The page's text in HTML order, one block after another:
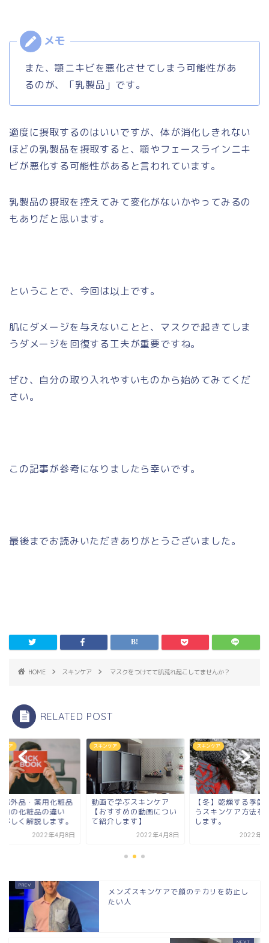
また、顎ニキビを悪化させてしまう可能性があ
るのが、「乳製品」です。
適度に摂取するのはいいですが、体が消化しきれない
ほどの乳製品を摂取すると、顎やフェースラインニキ
ビが悪化する可能性があると言われています。
乳製品の摂取を控えてみて変化がないかやってみるの
もありだと思います。
ということで、今回は以上です。
肌にダメージを与えないことと、マスクで起きてしま
うダメージを回復する工夫が重要ですね。
ぜひ、自分の取り入れやすいものから始めてみてくだ
さい。
この記事が参考になりましたら幸いです。
最後までお読みいただきありがとうございました。
HOME スキンケア マスクをつけてて肌荒れ起こしてませんか？
RELATED POST
ケア
部外品・薬用化粧品
通の化粧品の違い
しく解説します。
2022年4月8日
スキンケア
動画で学ぶスキンケア
【おすすめの動画につい
て紹介します】
2022年4月8日
スキンケア
【冬】乾燥する季節
うスキンケア方法を
します。
2022年4
メンズスキンケアで顔のテカリを防止し
たい人